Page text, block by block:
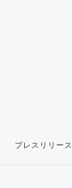
プレスリリース